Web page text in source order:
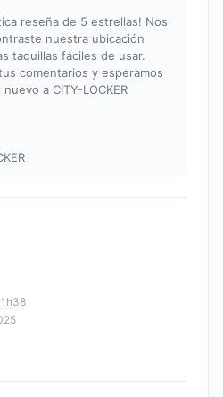
reseña de 5 estrellas! Nos
nuestra ubicación
taquillas fáciles de usar.
comentarios y esperamos
a CITY-LOCKER